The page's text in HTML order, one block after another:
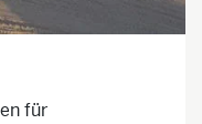
für